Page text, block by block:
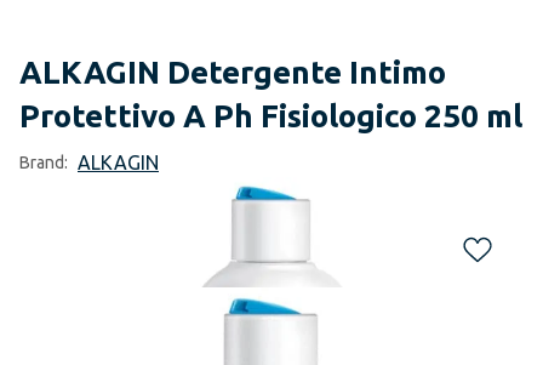
ALKAGIN Detergente Intimo
Protettivo A Ph Fisiologico 250 ml
Brand: ALKAGIN